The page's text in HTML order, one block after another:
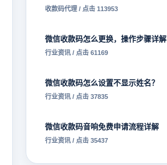
收款码代理 / 点击 113953
微信收款码怎么更换，操作步骤详解
行业资讯 / 点击 61169
微信收款码怎么设置不显示姓名？
行业资讯 / 点击 37835
微信收款码音响免费申请流程详解
行业资讯 / 点击 35437